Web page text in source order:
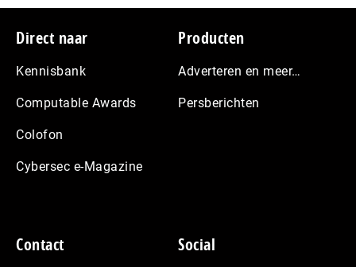
Footer
Direct naar
Kennisbank
Computable Awards
Colofon
Cybersec e-Magazine
Producten
Adverteren en meer…
Persberichten
Contact Social